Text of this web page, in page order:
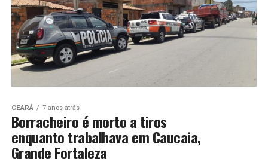
CEARÁ 7 anos atrás
Borracheiro é morto a tiros
enquanto trabalhava em Caucaia,
Grande Fortaleza